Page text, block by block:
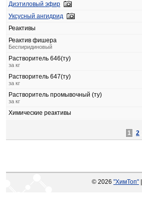
Диэтиловый эфир
Уксусный ангидрид
Реактивы
Реактив фишера
Беспиридиновый
Растворитель 646(ту)
за кг
Растворитель 647(ту)
за кг
Растворитель промывочный (ту)
за кг
Химические реактивы
1 2
© 2026 "ХимТоп"